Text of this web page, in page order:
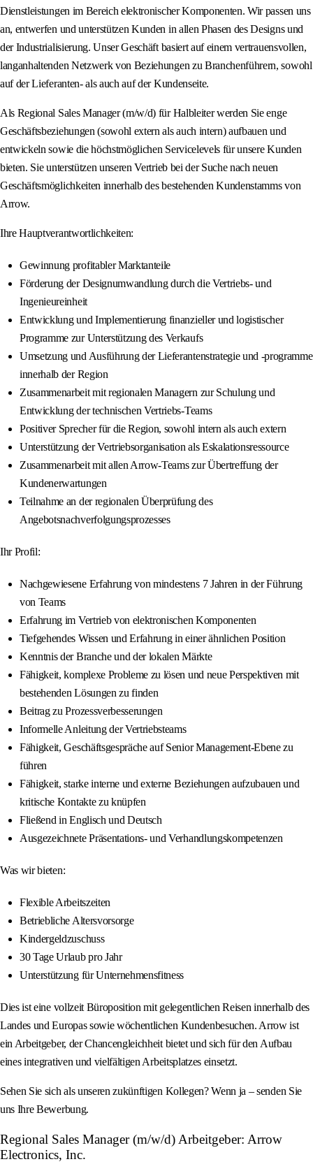
Dienstleistungen im Bereich elektronischer Komponenten. Wir passen uns
an, entwerfen und unterstützen Kunden in allen Phasen des Designs und
der Industrialisierung. Unser Geschäft basiert auf einem vertrauensvollen,
langanhaltenden Netzwerk von Beziehungen zu Branchenführern, sowohl
auf der Lieferanten- als auch auf der Kundenseite.
Als Regional Sales Manager (m/w/d) für Halbleiter werden Sie enge
Geschäftsbeziehungen (sowohl extern als auch intern) aufbauen und
entwickeln sowie die höchstmöglichen Servicelevels für unsere Kunden
bieten. Sie unterstützen unseren Vertrieb bei der Suche nach neuen
Geschäftsmöglichkeiten innerhalb des bestehenden Kundenstamms von
Arrow.
Ihre Hauptverantwortlichkeiten:
Gewinnung profitabler Marktanteile
Förderung der Designumwandlung durch die Vertriebs- und
Ingenieureinheit
Entwicklung und Implementierung finanzieller und logistischer
Programme zur Unterstützung des Verkaufs
Umsetzung und Ausführung der Lieferantenstrategie und -programme
innerhalb der Region
Zusammenarbeit mit regionalen Managern zur Schulung und
Entwicklung der technischen Vertriebs-Teams
Positiver Sprecher für die Region, sowohl intern als auch extern
Unterstützung der Vertriebsorganisation als Eskalationsressource
Zusammenarbeit mit allen Arrow-Teams zur Übertreffung der
Kundenerwartungen
Teilnahme an der regionalen Überprüfung des
Angebotsnachverfolgungsprozesses
Ihr Profil:
Nachgewiesene Erfahrung von mindestens 7 Jahren in der Führung
von Teams
Erfahrung im Vertrieb von elektronischen Komponenten
Tiefgehendes Wissen und Erfahrung in einer ähnlichen Position
Kenntnis der Branche und der lokalen Märkte
Fähigkeit, komplexe Probleme zu lösen und neue Perspektiven mit
bestehenden Lösungen zu finden
Beitrag zu Prozessverbesserungen
Informelle Anleitung der Vertriebsteams
Fähigkeit, Geschäftsgespräche auf Senior Management-Ebene zu
führen
Fähigkeit, starke interne und externe Beziehungen aufzubauen und
kritische Kontakte zu knüpfen
Fließend in Englisch und Deutsch
Ausgezeichnete Präsentations- und Verhandlungskompetenzen
Was wir bieten:
Flexible Arbeitszeiten
Betriebliche Altersvorsorge
Kindergeldzuschuss
30 Tage Urlaub pro Jahr
Unterstützung für Unternehmensfitness
Dies ist eine vollzeit Büroposition mit gelegentlichen Reisen innerhalb des
Landes und Europas sowie wöchentlichen Kundenbesuchen. Arrow ist
ein Arbeitgeber, der Chancengleichheit bietet und sich für den Aufbau
eines integrativen und vielfältigen Arbeitsplatzes einsetzt.
Sehen Sie sich als unseren zukünftigen Kollegen? Wenn ja – senden Sie
uns Ihre Bewerbung.
Regional Sales Manager (m/w/d) Arbeitgeber: Arrow
Electronics, Inc.